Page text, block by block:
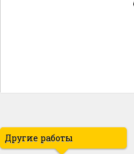
Другие работы